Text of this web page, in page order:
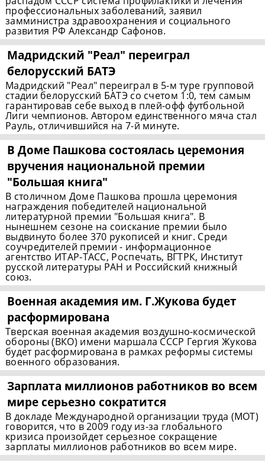
профессиональных заболеваний, заявил
замминистра здравоохранения и социального
развития РФ Александр Сафонов.
Мадридский "Реал" переиграл
белорусский БАТЭ
Мадридский "Реал" переиграл в 5-м туре групповой
стадии белорусский БАТЭ со счетом 1:0, тем самым
гарантировав себе выход в плей-офф футбольной
Лиги чемпионов. Автором единственного мяча стал
Рауль, отличившийся на 7-й минуте.
В Доме Пашкова состоялась церемония
вручения национальной премии
"Большая книга"
В столичном Доме Пашкова прошла церемония
награждения победителей национальной
литературной премии "Большая книга". В
нынешнем сезоне на соискание премии было
выдвинуто более 370 рукописей и книг. Среди
соучредителей премии - информационное
агентство ИТАР-ТАСС, Роспечать, ВГТРК, Институт
русской литературы РАН и Российский книжный
союз.
Военная академия им. Г.Жукова будет
расформирована
Тверская военная академия воздушно-космической
обороны (ВКО) имени маршала СССР Гергия Жукова
будет расформирована в рамках реформы системы
военного образования.
Зарплата миллионов работников во всем
мире серьезно сократится
В докладе Международной организации труда (МОТ)
говорится, что в 2009 году из-за глобального
кризиса произойдет серьезное сокращение
зарплаты миллионов работников во всем мире.